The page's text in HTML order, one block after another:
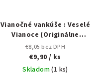
Vianočné vankúše : Veselé
Vianoce (Originálne
darčeky na Vianoce.)
€8,05 bez DPH
€9,90 / ks
Skladom(1 ks)